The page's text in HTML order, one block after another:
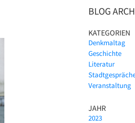
BLOG
KATEGORIEN
Denkmaltag
Geschichte
Literatur
Veranstaltung
JAHR
2023